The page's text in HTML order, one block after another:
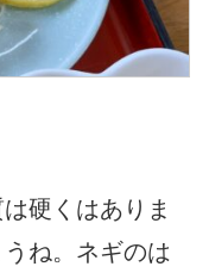
硬くはありま
ね。ネギのは